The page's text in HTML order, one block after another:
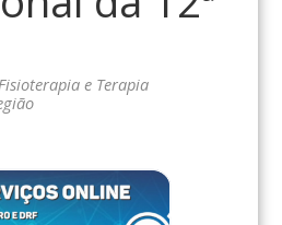
e Terapia